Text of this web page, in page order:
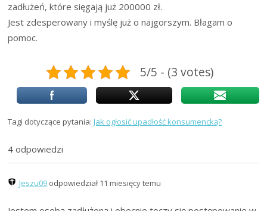
zadłużeń, które sięgają już 200000 zł.
Jest zdesperowany i myślę już o najgorszym. Błagam o
pomoc.
5/5 - (3 votes)
Tagi dotyczące pytania:Jak ogłosić upadłość konsumencką?
4 odpowiedzi
Jeszu09 odpowiedział 11 miesięcy temu